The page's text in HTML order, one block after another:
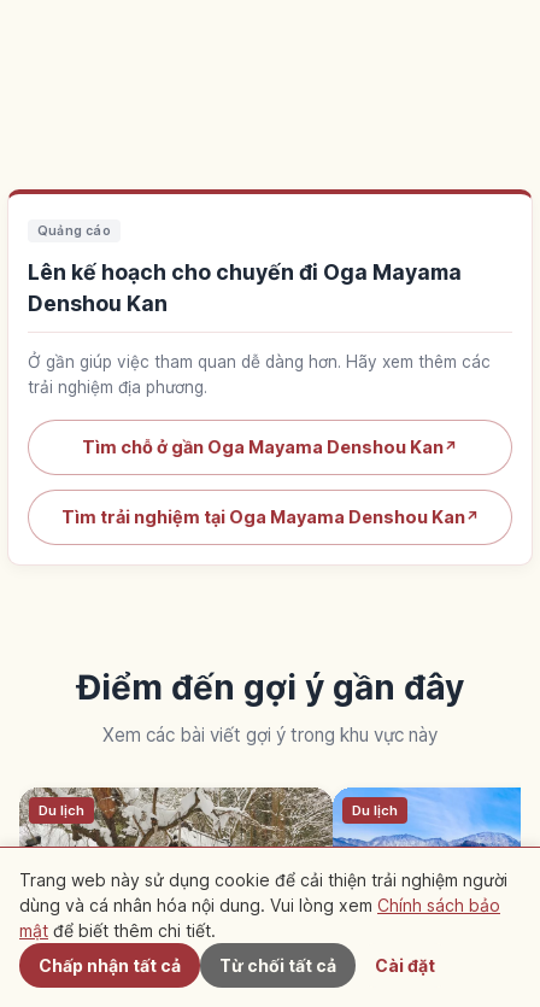
Quảng cáo
Lên kế hoạch cho chuyến đi Oga Mayama
Denshou Kan
Ở gần giúp việc tham quan dễ dàng hơn. Hãy xem thêm các
trải nghiệm địa phương.
Tìm chỗ ở gần Oga Mayama Denshou Kan↗
Tìm trải nghiệm tại Oga Mayama Denshou Kan↗
Điểm đến gợi ý gần đây
Xem các bài viết gợi ý trong khu vực này
Du lịch
Kakunodate ở Akita: Kyoto thu
Du lịch
Gần đây
Trang web này sử dụng cookie để cải thiện trải nghiệm người
dùng và cá nhân hóa nội dung. Vui lòng xem Chính sách bảo
mật để biết thêm chi tiết.
Chấp nhận tất cả
Từ chối tất cả Cài đặt